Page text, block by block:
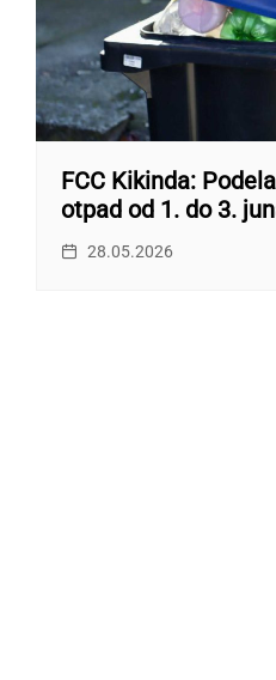
FCC Kikinda:
otpad od 1. do 3.
28.05.2026